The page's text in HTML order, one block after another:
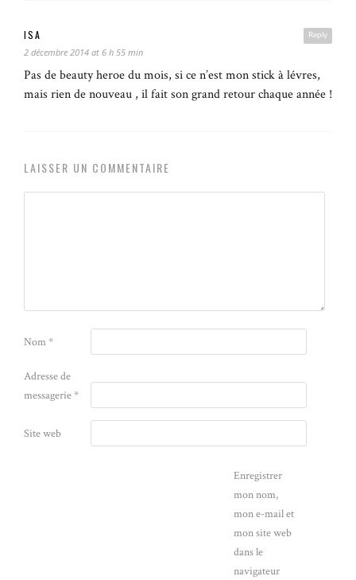
Reply
ISA
2 décembre 2014 at 6 h 55 min
Pas de beauty heroe du mois, si ce n’est mon stick à lévres,
mais rien de nouveau , il fait son grand retour chaque année !
LAISSER UN COMMENTAIRE
Nom*
Adresse de
messagerie*
Site web
Enregistrer
mon nom,
mon e-mail et
mon site web
dans le
navigateur